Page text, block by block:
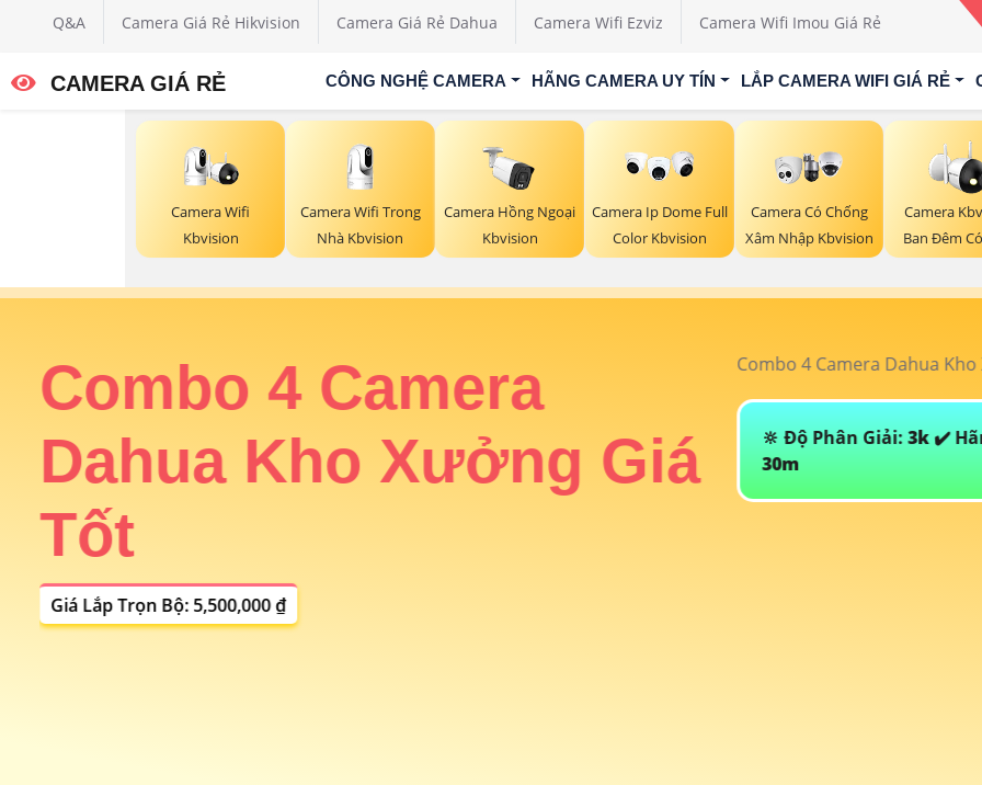
Q&A Camera Giá Rẻ Hikvision Camera Giá Rẻ Dahua Camera Wifi Ezviz Camera Wifi Imou Giá Rẻ
CAMERA GIÁ RẺ CÔNG NGHỆ CAMERA HÃNG CAMERA UY TÍN LẮP CAMERA WIFI GIÁ RẺ
Camera Wifi
Kbvision
Camera Wifi Trong
Nhà Kbvision
Camera Hồng Ngoại
Kbvision
Camera Ip Dome Full
Color Kbvision
Camera Có Chống
Xâm Nhập Kbvision
Camera
Ban Đêm
Combo 4 Camera
Dahua Kho Xưởng Giá
Tốt
Giá Lắp Trọn Bộ: 5,500,000 ₫
Combo 4 Camera Dahua
🔆 Độ Phân Giải:3k✔️
30m